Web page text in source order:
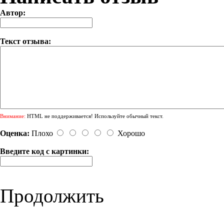
Автор:
Текст отзыва:
Внимание: HTML не поддерживается! Используйте обычный текст.
Оценка: Плохо Хорошо
Введите код с картинки:
Продолжить